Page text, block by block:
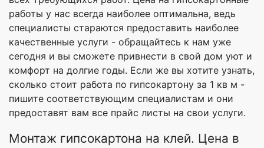
работы у нас всегда наиболее оптимальна, ведь
специалисты стараются предоставить наиболее
качественные услуги - обращайтесь к нам уже
сегодня и вы сможете привнести в свой дом уют и
комфорт на долгие годы. Если же вы хотите узнать,
сколько стоит работа по гипсокартону за 1 кв м -
пишите соответствующим специалистам и они
предоставят вам все прайс листы на свои услуги.
Монтаж гипсокартона на клей. Цена в